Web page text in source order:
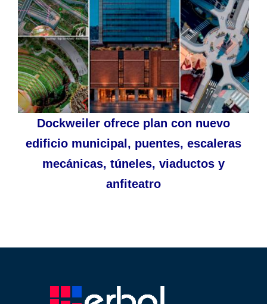
Dockweiler ofrece plan con nuevo
edificio municipal, puentes, escaleras
mecánicas, túneles, viaductos y
anfiteatro